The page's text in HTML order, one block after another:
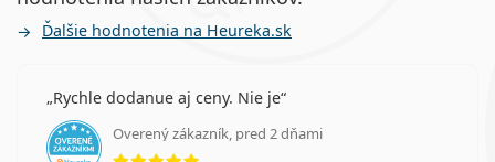
Ďalšie hodnotenia na Heureka.sk
Rychle dodanue aj ceny. Nie je
Overený zákazník, pred 2 dňami
hodnotenie 5 z 5